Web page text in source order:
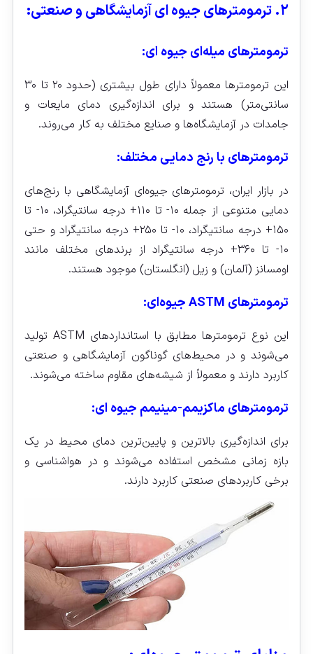
۲. ترمومترهای جیوه‌ ای آزمایشگاهی و صنعتی:
ترمومترهای میله‌ای جیوه‌ ای:
این ترمومترها معمولاً دارای طول بیشتری (حدود ۲۰ تا ۳۰
سانتی‌متر) هستند و برای اندازه‌گیری دمای مایعات و
جامدات در آزمایشگاه‌ها و صنایع مختلف به کار می‌روند.
ترمومترهای با رنج دمایی مختلف:
در بازار ایران، ترمومترهای جیوه‌ای آزمایشگاهی با رنج‌های
دمایی متنوعی از جمله ۱۰- تا ۱۱۰+ درجه سانتیگراد، ۱۰- تا
۱۵۰+ درجه سانتیگراد، ۱۰- تا ۲۵۰+ درجه سانتیگراد و حتی
۱۰- تا ۳۶۰+ درجه سانتیگراد از برندهای مختلف مانند
اومسانز (آلمان) و زیل (انگلستان) موجود هستند.
ترمومترهای ASTM جیوه‌ای:
این نوع ترمومترها مطابق با استانداردهای ASTM تولید
می‌شوند و در محیط‌های گوناگون آزمایشگاهی و صنعتی
کاربرد دارند و معمولاً از شیشه‌های مقاوم ساخته می‌شوند.
ترمومترهای ماکزیمم-مینیمم جیوه‌ ای:
برای اندازه‌گیری بالاترین و پایین‌ترین دمای محیط در یک
بازه زمانی مشخص استفاده می‌شوند و در هواشناسی و
برخی کاربردهای صنعتی کاربرد دارند.